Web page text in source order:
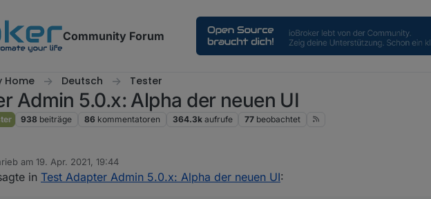
Community Forum
Home Deutsch Tester
Admin 5.0.x: Alpha der neuen UI
938 beiträge 86 kommentatoren 364.3k aufrufe 77 beobachtet
am 19. Apr. 2021, 19:44
editiert von
in Test Adapter Admin 5.0.x: Alpha der neuen UI: